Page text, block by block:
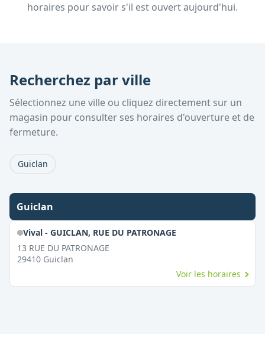
horaires pour savoir s'il est ouvert aujourd'hui.
Recherchez par ville
Sélectionnez une ville ou cliquez directement sur un
magasin pour consulter ses horaires d'ouverture et de
fermeture.
Guiclan
Guiclan
Vival - GUICLAN, RUE DU PATRONAGE
13 RUE DU PATRONAGE
29410 Guiclan
Voir les horaires